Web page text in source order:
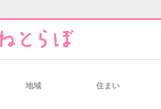
地域 住まい